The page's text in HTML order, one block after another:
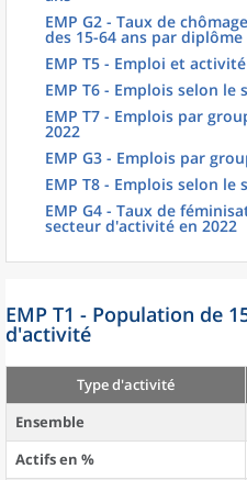
EMP G2 - Taux de
des 15-64 ans par diplôme
EMP T5 - Emploi et activité
EMP T6 - Emplois selon
EMP T7 - Emplois par
2022
EMP G3 - Emplois par
EMP T8 - Emplois selon
EMP G4 - Taux de
secteur d'activité en 2022
EMP T1 - Population de
d'activité
Type d'activité
Ensemble
Actifs en %